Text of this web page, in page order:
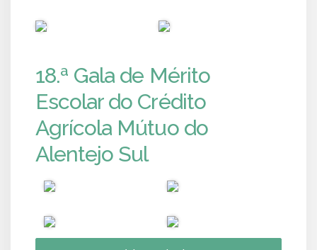
18.ª Gala de Mérito
Escolar do Crédito
Agrícola Mútuo do
Alentejo Sul